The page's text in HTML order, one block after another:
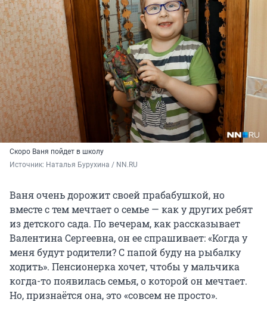
Скоро Ваня пойдет в школу
Источник: Наталья Бурухина / NN.RU
Ваня очень дорожит своей прабабушкой, но
вместе с тем мечтает о семье — как у других ребят
из детского сада. По вечерам, как рассказывает
Валентина Сергеевна, он ее спрашивает: «Когда у
меня будут родители? С папой буду на рыбалку
ходить». Пенсионерка хочет, чтобы у мальчика
когда-то появилась семья, о которой он мечтает.
Но, признаётся она, это «совсем не просто».